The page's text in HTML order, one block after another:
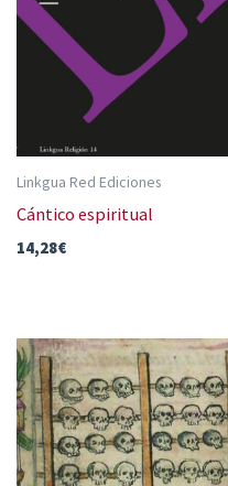
Linkgua Red Ediciones
Cántico espiritual
14,28€